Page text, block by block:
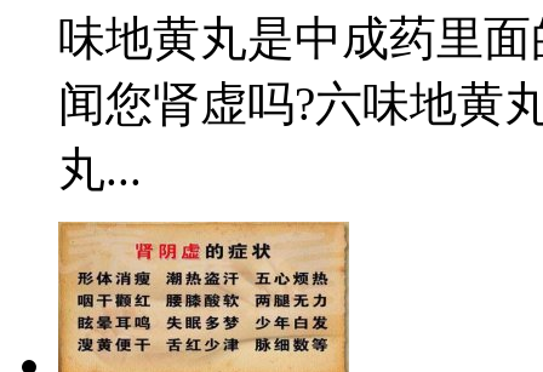
味地黄丸是中成药里
闻您肾虚吗?六味地黄
丸...